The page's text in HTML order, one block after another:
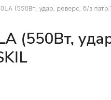
(550Вт, удар, реверс, б/з
(550Вт,